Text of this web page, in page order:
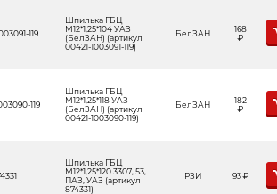
119
Шпилька ГБЦ
М12*1,25*104 УАЗ
(БелЗАН) (артикул
00421-1003091-119)
БелЗАН
168
Р
119
Шпилька ГБЦ
М12*1,25*118 УАЗ
(БелЗАН) (артикул
00421-1003090-119)
БелЗАН
182
Р
Шпилька ГБЦ
М12*1,25*120 3307, 53,
ПАЗ, УАЗ (артикул
874331)
РЗИ 93Р